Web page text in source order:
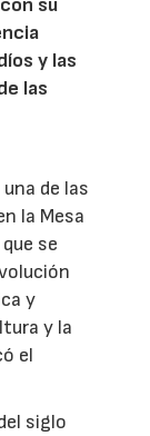
su
y las
las
de las
la Mesa
se
y
y la
el
siglo